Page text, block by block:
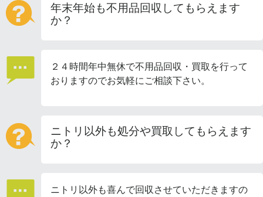
年末年始も不用品回収してもらえます
か？
２４時間年中無休で不用品回収・買取を行って
おりますのでお気軽にご相談下さい。
ニトリ以外も処分や買取してもらえます
か？
ニトリ以外も喜んで回収させていただきますの